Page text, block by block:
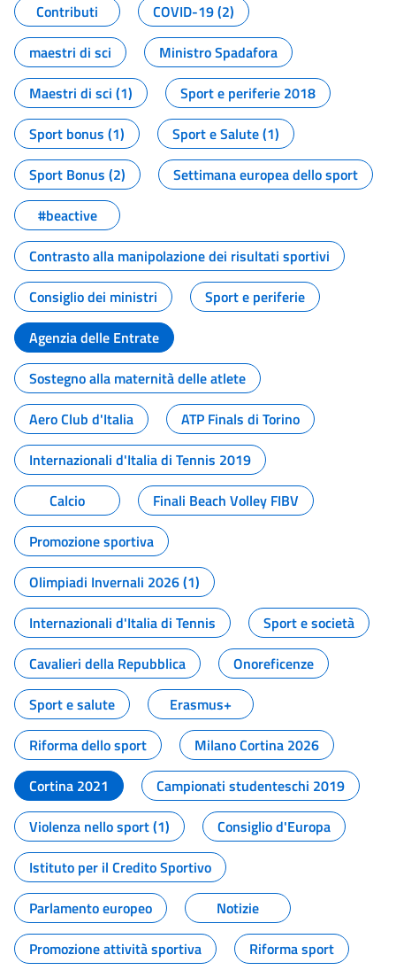
Contributi
COVID-19 (2)
maestri di sci
Ministro Spadafora
Maestri di sci (1)
Sport e periferie 2018
Sport bonus (1)
Sport e Salute (1)
Sport Bonus (2)
Settimana europea dello sport
#beactive
Contrasto alla manipolazione dei risultati sportivi
Consiglio dei ministri
Sport e periferie
Agenzia delle Entrate
Sostegno alla maternità delle atlete
Aero Club d'Italia
ATP Finals di Torino
Internazionali d'Italia di Tennis 2019
Calcio
Finali Beach Volley FIBV
Promozione sportiva
Olimpiadi Invernali 2026 (1)
Internazionali d'Italia di Tennis
Sport e società
Cavalieri della Repubblica
Onoreficenze
Sport e salute
Erasmus+
Riforma dello sport
Milano Cortina 2026
Cortina 2021
Campionati studenteschi 2019
Violenza nello sport (1)
Consiglio d'Europa
Istituto per il Credito Sportivo
Parlamento europeo
Notizie
Promozione attività sportiva
Riforma sport